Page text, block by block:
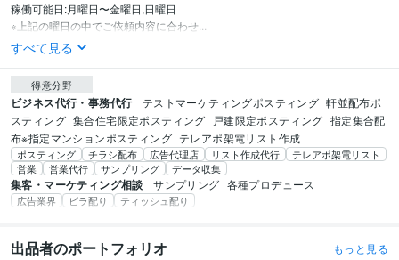
稼働可能日:月曜日〜金曜日,日曜日
※上記の曜日の中でご依頼内容に合わせ...
すべて見る
得意分野
ビジネス代行・事務代行 テストマーケティングポスティング 軒並配布ポ
スティング 集合住宅限定ポスティング 戸建限定ポスティング 指定集合配
布※指定マンションポスティング テレアポ架電リスト作成
ポスティング チラシ配布 広告代理店 リスト作成代行
テレアポ架電リスト
営業
営業代行 サンプリング データ収集
集客・マーケティング相談 サンプリング 各種プロデュース
広告業界 ビラ配り ティッシュ配り
出品者のポートフォリオ もっと見る